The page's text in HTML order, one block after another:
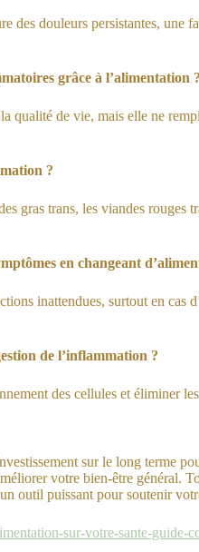
des douleurs persistantes,
grâce à l’alimentation ?
qualité de vie, mais elle ne
?
gras trans, les viandes
en changeant
inattendues, surtout en
de l’inflammation ?
des cellules et éliminer
sur le long terme
votre bien-être général.
outil puissant pour soutenir
sur-votre-sante-guide-